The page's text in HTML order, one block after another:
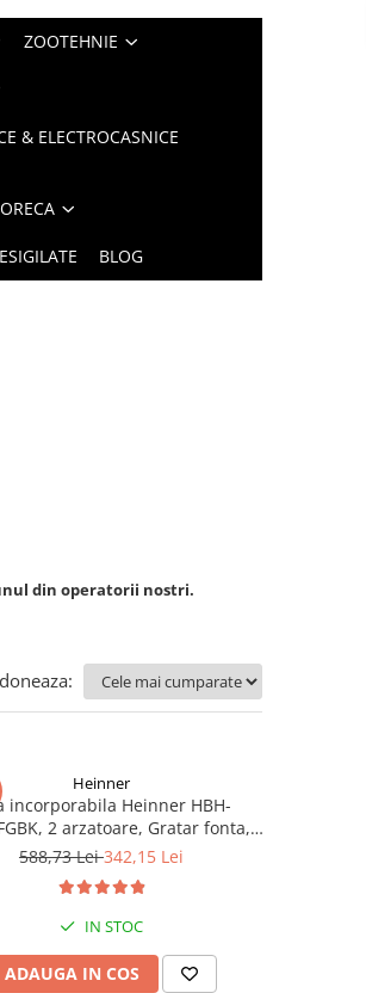
ZOOTEHNIE
& ELECTROCASNICE
BLOG
din operatorii nostri.
Heinner
incorporabila Heinner HBH-
2 arzatoare, Gratar fonta,
electrica, Dispozitiv de
588,73 Lei342,15 Lei
IN STOC
ADAUGA IN COS